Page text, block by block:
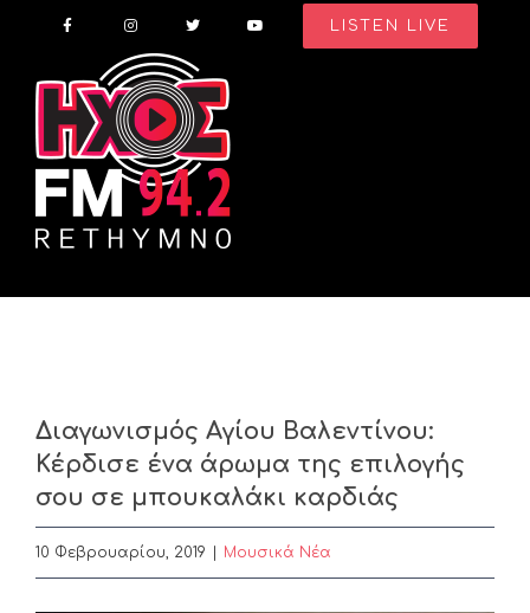
content
LISTEN LIVE
Διαγωνισμός Αγίου Βαλεντίνου:
Κέρδισε ένα άρωμα της επιλογής
σου σε μπουκαλάκι καρδιάς
10 Φεβρουαρίου, 2019 Μουσικά Νέα